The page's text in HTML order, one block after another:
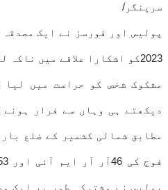
سرینگر/
2023کو اشکارا علاقے میں
مشکوک شخص کو حراست میں
دیکھتے ہی وہاں سے فرار
مطابق شمالی کشمیر کے ضلع
پولیس نے مشترکہ طور پر ایک